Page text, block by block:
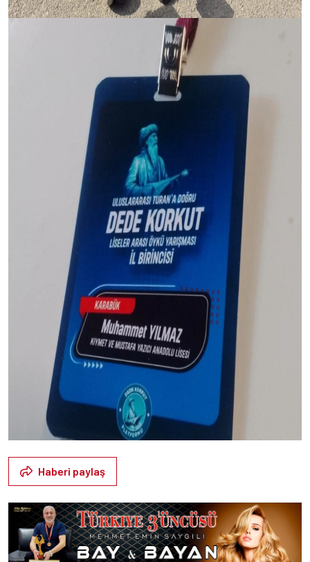
Haberi paylaş